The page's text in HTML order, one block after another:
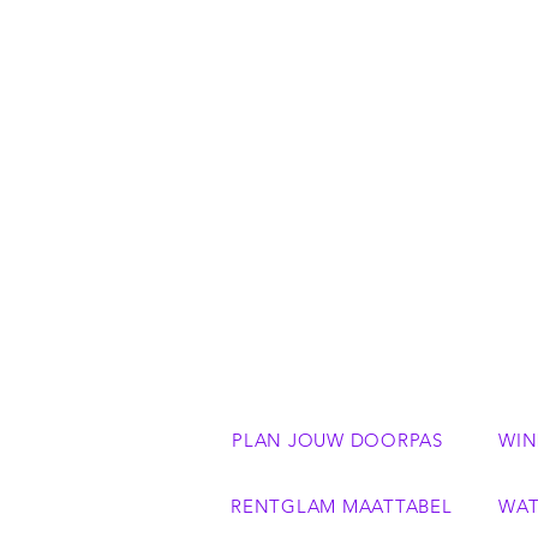
PLAN JOUW DOORPAS
RENTGLAM MAATTABEL